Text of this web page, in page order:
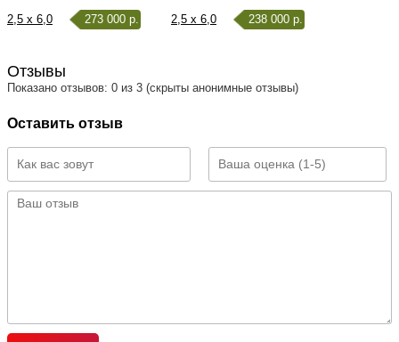
2,5 x 6,0 273 000 р. 2,5 x 6,0 238 000 р.
Отзывы
Показано отзывов: 0 из 3 (скрыты анонимные отзывы)
Оставить отзыв